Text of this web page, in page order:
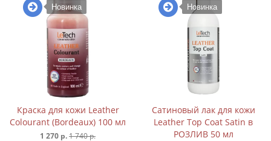
Новинка
Краска для кожи Leather
Colourant (Bordeaux) 100 мл
1 270 р.1 740 р.
Новинка
Сатиновый лак для кожи
Leather Top Coat Satin в
РОЗЛИВ 50 мл